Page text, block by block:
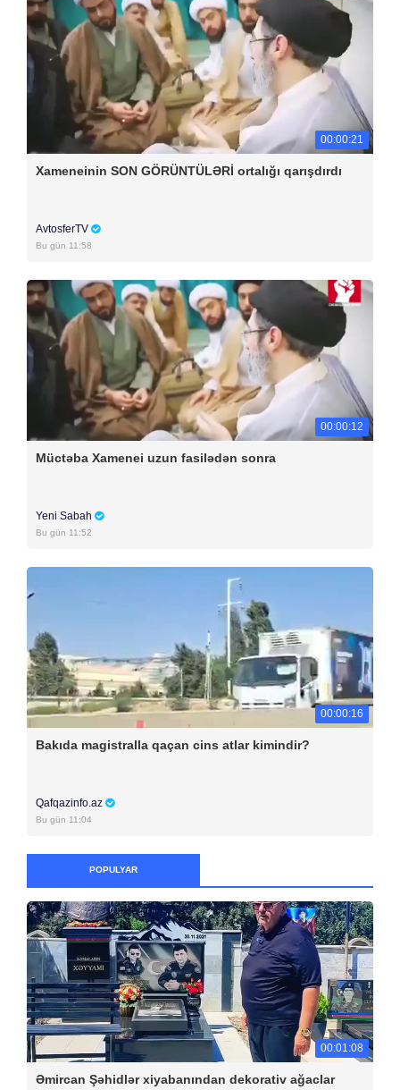
00:00:21
Xameneinin SON GÖRÜNTÜLƏRİ ortalığı qarışdırdı
AvtosferTV
Bu gün 11:58
00:00:12
Müctəba Xamenei uzun fasilədən sonra
Yeni Sabah
Bu gün 11:52
00:00:16
Bakıda magistralla qaçan cins atlar kimindir?
Qafqazinfo.az
Bu gün 11:04
POPULYAR
00:01:08
Əmircan Şəhidlər xiyabanından dekorativ ağaclar